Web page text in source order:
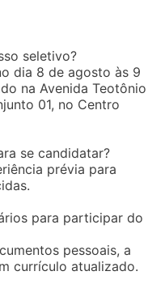
seletivo?
dia 8 de agosto às 9
na Avenida Teotônio
01, no Centro
se candidatar?
prévia para
para participar do
pessoais, a
currículo atualizado.